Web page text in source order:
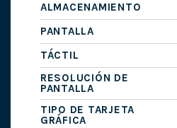
ALMACENAMIENTO
PANTALLA
TÁCTIL
RESOLUCIÓN DE
PANTALLA
TIPO DE TARJETA
GRÁFICA